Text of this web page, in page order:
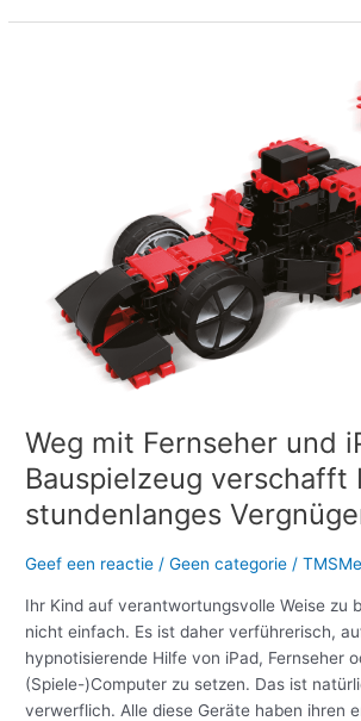
Weg mit Fernseher und
Bauspielzeug verschafft
stundenlanges
Geef een reactie /Geen categorie /
Ihr Kind auf verantwortungsvolle Weise zu
nicht einfach. Es ist daher verführerisch,
hypnotisierende Hilfe von iPad, Fernseher
(Spiele-)Computer zu setzen. Das ist
verwerflich. Alle diese Geräte haben ihren
Kind
stundenlanges
Vergnügen!